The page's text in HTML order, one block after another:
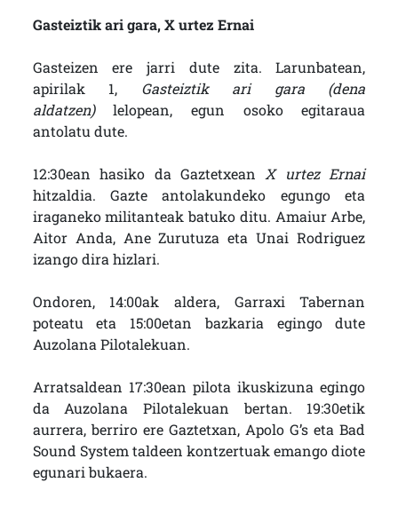
Gasteiztik ari gara, X urtez Ernai
Gasteizen ere jarri dute zita. Larunbatean,
apirilak 1, Gasteiztik ari gara (dena
aldatzen)lelopean, egun osoko egitaraua
antolatu dute.
12:30ean hasiko da Gaztetxean X urtez Ernai
hitzaldia. Gazte antolakundeko egungo eta
iraganeko militanteak batuko ditu. Amaiur Arbe,
Aitor Anda, Ane Zurutuza eta Unai Rodriguez
izango dira hizlari.
Ondoren, 14:00ak aldera, Garraxi Tabernan
poteatu eta 15:00etan bazkaria egingo dute
Auzolana Pilotalekuan.
Arratsaldean 17:30ean pilota ikuskizuna egingo
da Auzolana Pilotalekuan bertan. 19:30etik
aurrera, berriro ere Gaztetxan, Apolo G’s eta Bad
Sound System taldeen kontzertuak emango diote
egunari bukaera.